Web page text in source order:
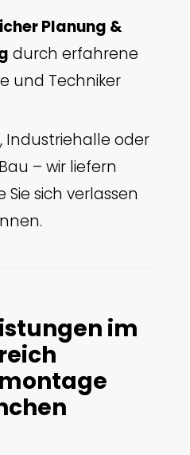
Planung &
durch erfahrene
und Techniker
Industriehalle oder
– wir liefern
sich verlassen
im